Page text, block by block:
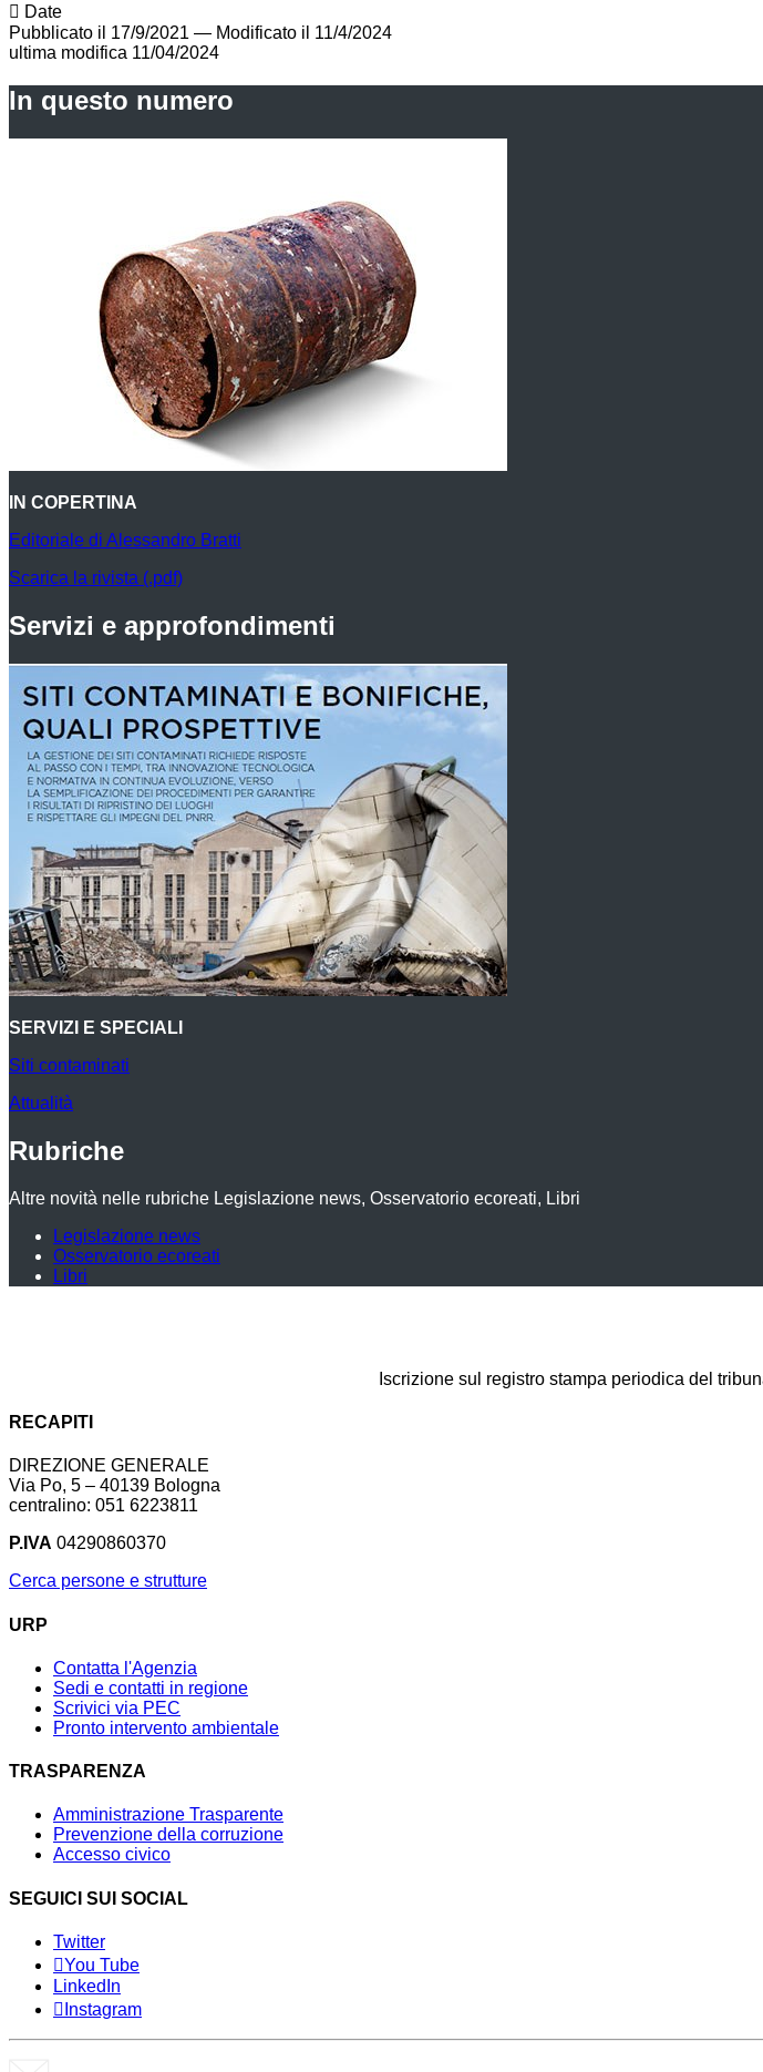
Date
Pubblicato il 17/9/2021 — Modificato il 11/4/2024
ultima modifica 11/04/2024
In questo numero
IN COPERTINA
Editoriale di Alessandro Bratti
Scarica la rivista (.pdf)
Servizi e approfondimenti
SERVIZI E SPECIALI
Siti contaminati
Attualità
Rubriche
Altre novità nelle rubriche Legislazione news, Osservatorio ecoreati, Libri
Legislazione news
Osservatorio ecoreati
Libri
Iscrizione sul registro stampa periodica del
RECAPITI
DIREZIONE GENERALE
Via Po, 5 – 40139 Bologna
centralino: 051 6223811
P.IVA 04290860370
Cerca persone e strutture
URP
Contatta l'Agenzia
Sedi e contatti in regione
Scrivici via PEC
Pronto intervento ambientale
TRASPARENZA
Amministrazione Trasparente
Prevenzione della corruzione
Accesso civico
SEGUICI SUI SOCIAL
Twitter
You Tube
LinkedIn
Instagram